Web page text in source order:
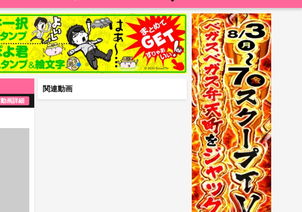
動画詳細
関連動画